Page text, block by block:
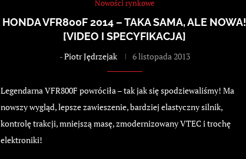
Nowości rynkowe
HONDA VFR800F 2014 – TAKA SAMA, ALE NOWA!
[VIDEO I SPECYFIKACJA]
-Piotr Jędrzejak 6 listopada 2013
Legendarna VFR800F powróciła – tak jak się spodziewaliśmy! Ma
nowszy wygląd, lepsze zawieszenie, bardziej elastyczny silnik,
kontrolę trakcji, mniejszą masę, zmodernizowany VTEC i trochę
elektroniki!